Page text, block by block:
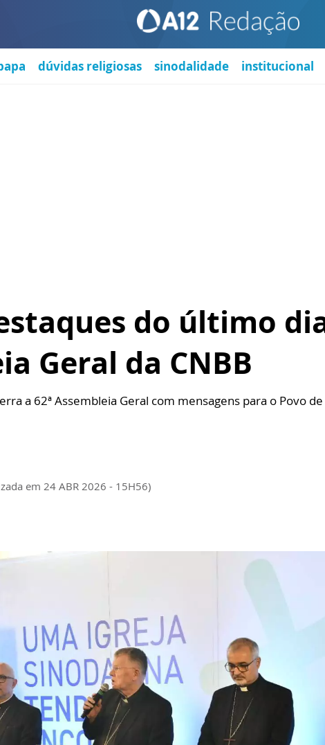
dúvidas religiosas sinodalidade institucional
do último
Geral da CNBB
a 62ª Assembleia Geral com mensagens para o Povo
em 24 ABR 2026 - 15H56)